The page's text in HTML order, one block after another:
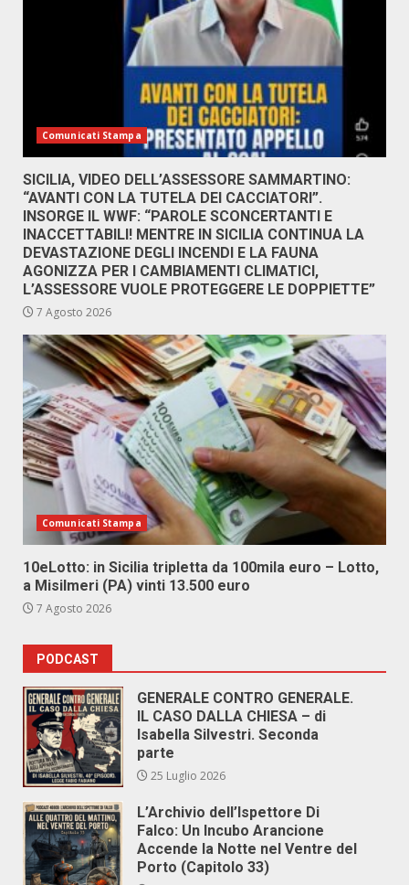
Comunicati Stampa
SICILIA, VIDEO DELL’ASSESSORE SAMMARTINO:
“AVANTI CON LA TUTELA DEI CACCIATORI”.
INSORGE IL WWF: “PAROLE SCONCERTANTI E
INACCETTABILI! MENTRE IN SICILIA CONTINUA LA
DEVASTAZIONE DEGLI INCENDI E LA FAUNA
AGONIZZA PER I CAMBIAMENTI CLIMATICI,
L’ASSESSORE VUOLE PROTEGGERE LE DOPPIETTE”
7 Agosto 2026
Comunicati Stampa
10eLotto: in Sicilia tripletta da 100mila euro – Lotto,
a Misilmeri (PA) vinti 13.500 euro
7 Agosto 2026
PODCAST
GENERALE CONTRO GENERALE.
IL CASO DALLA CHIESA – di
Isabella Silvestri. Seconda
parte
25 Luglio 2026
L’Archivio dell’Ispettore Di
Falco: Un Incubo Arancione
Accende la Notte nel Ventre del
Porto (Capitolo 33)